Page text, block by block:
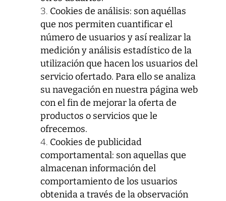
Cookies de análisis: son aquéllas
que nos permiten cuantificar el
número de usuarios y así realizar la
medición y análisis estadístico de la
utilización que hacen los usuarios del
servicio ofertado. Para ello se analiza
su navegación en nuestra página web
con el fin de mejorar la oferta de
productos o servicios que le
ofrecemos.
Cookies de publicidad
comportamental: son aquellas que
almacenan información del
comportamiento de los usuarios
obtenida a través de la observación